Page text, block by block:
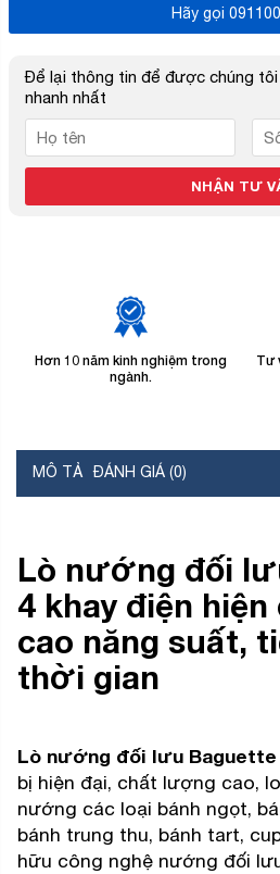
Hãy gọi
Để lại thông tin để được chúng
nhanh nhất
Hơn 10 năm kinh nghiệm trong
ngành.
Tư
MÔ TẢ ĐÁNH GIÁ (0)
Lò nướng đối
4 khay điện hiện
cao năng suất,
thời gian
Lò nướng đối lưu Baguette
bị hiện đại, chất lượng cao,
nướng các loại bánh ngọt,
bánh trung thu, bánh tart,
hữu công nghệ nướng đối